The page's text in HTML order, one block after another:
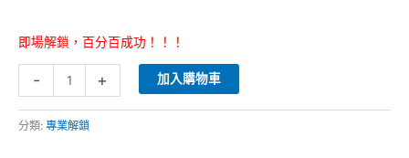
即場解鎖，百分百成功！！！
- + 加入購物車
分類: 專業解鎖